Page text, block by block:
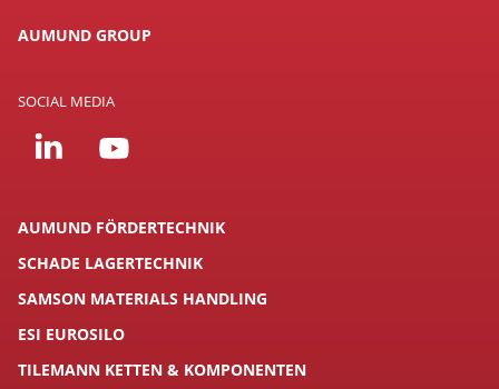
AUMUND GROUP
SOCIAL MEDIA
AUMUND FÖRDERTECHNIK
SCHADE LAGERTECHNIK
SAMSON MATERIALS HANDLING
ESI EUROSILO
TILEMANN KETTEN & KOMPONENTEN